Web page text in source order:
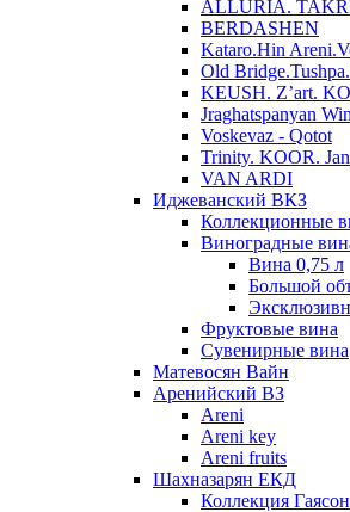
ALLURIA.
BERDASHEN
Kataro.Hin
Old
KEUSH. Z’art.
Jraghatspanyan
Voskevaz - Qotot
Trinity. KOOR. Jan
VAN ARDI
Иджеванский ВКЗ
Коллекционные
Виноградные
Вина 0,75 л
Большой
Фруктовые вина
Cувенирные вина
Матевосян Вайн
Аренийский ВЗ
Areni
Areni key
Areni fruits
Шахназарян ЕКД
Коллекция Гаясон